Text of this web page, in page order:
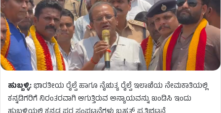
ಹುಬ್ಬಳ್ಳಿ:ಭಾರತೀಯ ರೈಲ್ವೆ ಹಾಗೂ ನೈಋತ್ಯ ರೈಲ್ವೆ ಇಲಾಖೆಯ ನೇಮಕಾತಿಯಲ್ಲಿ
ಕನ್ನಡಿಗರಿಗೆ ನಿರಂತರವಾಗಿ ಆಗುತ್ತಿರುವ ಅನ್ಯಾಯವನ್ನು ಖಂಡಿಸಿ ಇಂದು